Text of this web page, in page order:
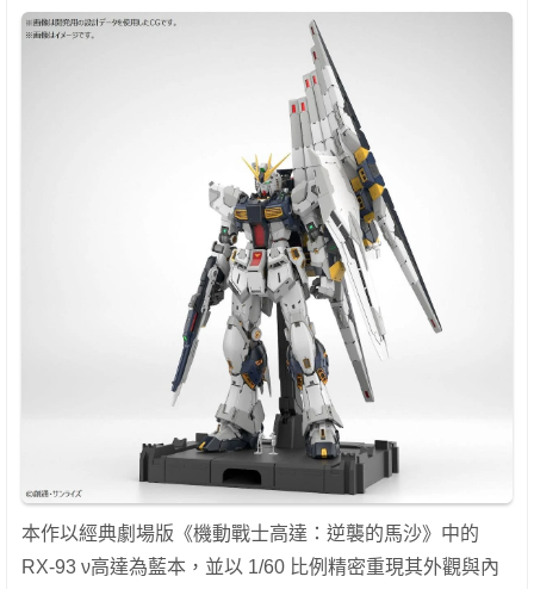
本作以經典劇場版《機動戰士高達：逆襲的馬沙》中的
RX-93 ν高達為藍本，並以 1/60 比例精密重現其外觀與內